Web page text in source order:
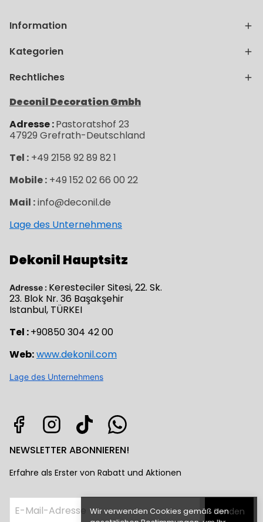
Wir verwenden Cookies gemäß den
Information
Kategorien
Rechtliches
Deconil Decoration Gmbh
Adresse :Pastoratshof 23
47929 Grefrath-Deutschland
Tel : +49 2158 92 89 82 1
Mobile : +49 152 02 66 00 22
Mail :info@deconil.de
Lage des Unternehmens
Dekonil Hauptsitz
Adresse : Keresteciler Sitesi, 22. Sk.
23. Blok Nr. 36 Başakşehir
Istanbul, TÜRKEI
Tel :+90850 304 42 00
Web:www.dekonil.com
Lage des Unternehmens
NEWSLETTER ABONNIEREN!
Erfahre als Erster von Rabatt und Aktionen
Senden